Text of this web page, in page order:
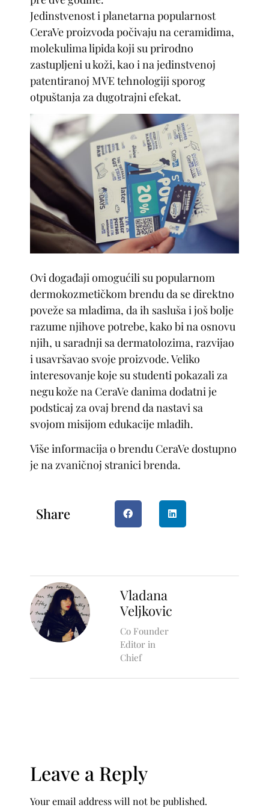
Jedinstvenost i planetarna popularnost
CeraVe proizvoda počivaju na ceramidima,
molekulima lipida koji su prirodno
zastupljeni u koži, kao i na jedinstvenoj
patentiranoj MVE tehnologiji sporog
otpuštanja za dugotrajni efekat.
Ovi događaji omogućili su popularnom
dermokozmetičkom brendu da se direktno
poveže sa mladima, da ih sasluša i još bolje
razume njihove potrebe, kako bi na osnovu
njih, u saradnji sa dermatolozima, razvijao
i usavršavao svoje proizvode. Veliko
interesovanje koje su studenti pokazali za
negu kože na CeraVe danima dodatni je
podsticaj za ovaj brend da nastavi sa
svojom misijom edukacije mladih.
Više informacija o brendu CeraVe dostupno
je na zvaničnoj stranici brenda.
Share
Vladana
Veljkovic
Co Founder
Editor in
Chief
Leave a Reply
Your email address will not be published.